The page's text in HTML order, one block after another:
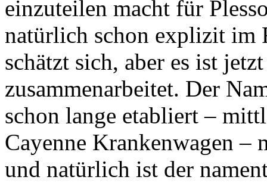
einzuteilen macht für
natürlich schon explizit im
schätzt sich, aber es ist
zusammenarbeitet. Der
schon lange etabliert –
Cayenne Krankenwagen
und natürlich ist der